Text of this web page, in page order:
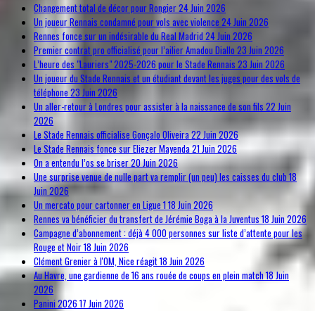
Changement total de décor pour Rongier24 Juin 2026
Un joueur Rennais condamné pour vols avec violence 24 Juin 2026
Rennes fonce sur un indésirable du Real Madrid 24 Juin 2026
Premier contrat pro officialisé pour l’ailier Amadou Diallo 23 Juin 2026
L’heure des "Lauriers" 2025-2026 pour le Stade Rennais 23 Juin 2026
Un joueur du Stade Rennais et un étudiant devant les juges pour des vols de
téléphone 23 Juin 2026
Un aller-retour à Londres pour assister à la naissance de son fils 22 Juin
2026
Le Stade Rennais officialise Gonçalo Oliveira22 Juin 2026
Le Stade Rennais fonce sur Eliezer Mayenda21 Juin 2026
On a entendu l’os se briser20 Juin 2026
Une surprise venue de nulle part va remplir (un peu) les caisses du club18
Juin 2026
Un mercato pour cartonner en Ligue 118 Juin 2026
Rennes va bénéficier du transfert de Jérémie Boga à la Juventus18 Juin 2026
Campagne d’abonnement : déjà 4 000 personnes sur liste d’attente pour les
Rouge et Noir18 Juin 2026
Clément Grenier à l'OM, Nice réagit18 Juin 2026
Au Havre, une gardienne de 16 ans rouée de coups en plein match18 Juin
2026
Panini 2026 17 Juin 2026